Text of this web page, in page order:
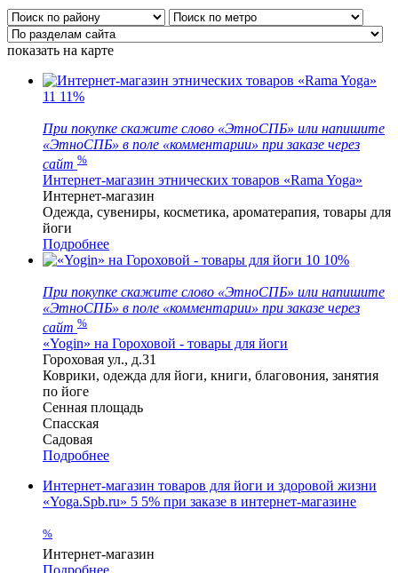
показать на карте
11 11%
При покупке скажите слово «ЭтноСПБ» или напишите
«ЭтноСПБ» в поле «комментарии» при заказе через
сайт %
Интернет-магазин этнических товаров «Rama Yoga»
Интернет-магазин
Одежда, сувениры, косметика, ароматерапия, товары для
йоги
Подробнее
10 10%
При покупке скажите слово «ЭтноСПБ» или напишите
«ЭтноСПБ» в поле «комментарии» при заказе через
сайт %
«Yogin» на Гороховой - товары для йоги
Гороховая ул., д.31
Коврики, одежда для йоги, книги, благовония, занятия
по йоге
Сенная площадь
Спасская
Садовая
Подробнее
Интернет-магазин товаров для йоги и здоровой жизни
«Yoga.Spb.ru» 5 5% при заказе в интернет-магазине
%
Интернет-магазин
Подробнее